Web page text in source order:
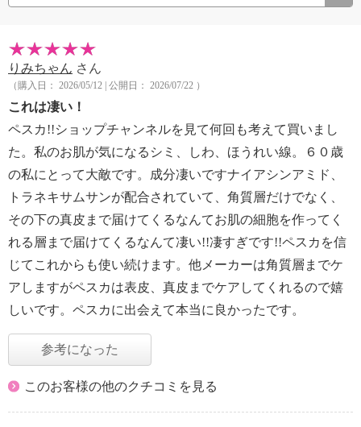
りみちゃん さん
（購入日： 2026/05/12 | 公開日： 2026/07/22 ）
これは凄い！
ペスカ!!ショップチャンネルを見て何回も考えて買いまし
た。私のお肌が気になるシミ、しわ、ほうれい線。６０歳
の私にとって大敵です。成分凄いですナイアシンアミド、
トラネキサムサンが配合されていて、角質層だけでなく、
その下の真皮まで届けてくるなんてお肌の細胞を作ってく
れる層まで届けてくるなんて凄い!!凄すぎです!!ペスカを信
じてこれからも使い続けます。他メーカーは角質層までケ
アしますがペスカは表皮、真皮までケアしてくれるので嬉
しいです。ペスカに出会えて本当に良かったです。
参考になった
このお客様の他のクチコミを見る